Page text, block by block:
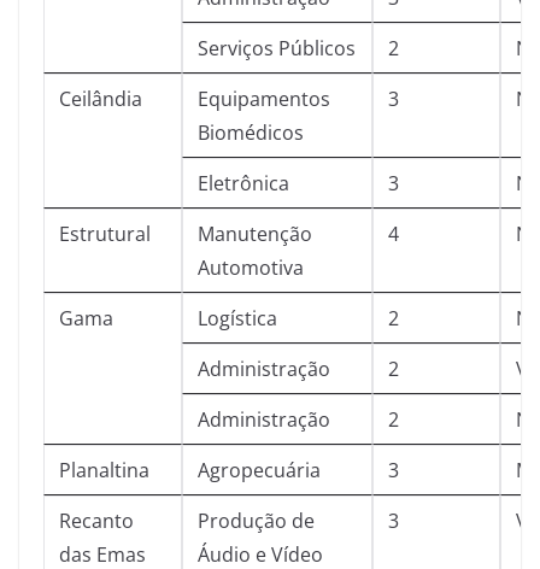
Serviços Públicos
2
Ceilândia
Equipamentos
Biomédicos
3
Eletrônica 3
Estrutural
Manutenção
Automotiva
4
Gama Logística 2
Administração
2
Administração
2
Planaltina
Agropecuária 3
Recanto
das Emas
Produção de
Áudio e Vídeo
3